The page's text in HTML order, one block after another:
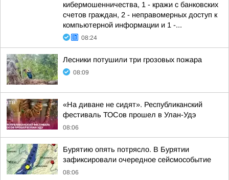
кибермошенничества, 1 - кражи с банковских
счетов граждан, 2 - неправомерных доступ к
компьютерной информации и 1 -...
08:24
Лесники потушили три грозовых пожара
08:09
«На диване не сидят». Республиканский
фестиваль ТОСов прошел в Улан-Удэ
08:06
Бурятию опять потрясло. В Бурятии
зафиксировали очередное сейсмособытие
08:06